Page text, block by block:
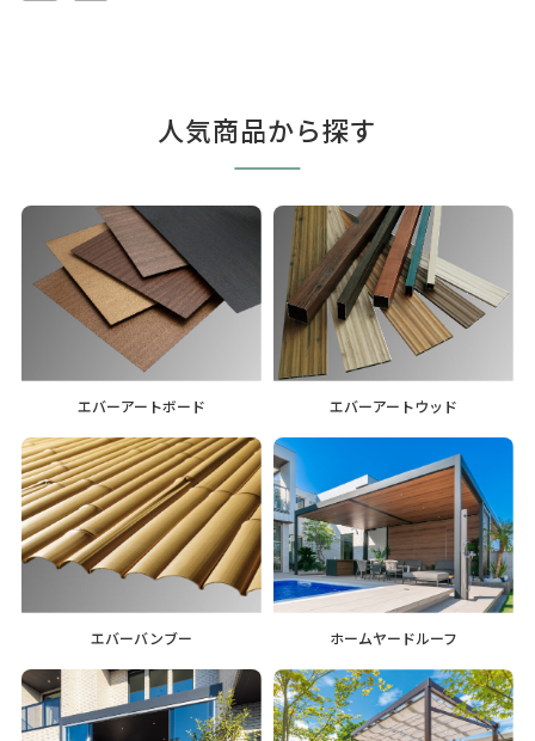
人気商品から探す
エバーアートボード エバーアートウッド
エバーバンブー ホームヤードルーフ